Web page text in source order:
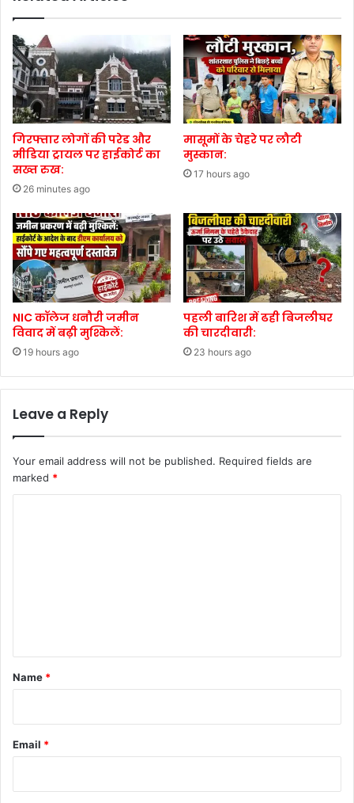
गिरफ्तार लोगों की परेड और
मीडिया ट्रायल पर हाईकोर्ट का
सख्त रुख:
26 minutes ago
मासूमों के चेहरे पर लौटी
मुस्कान:
17 hours ago
NIC कॉलेज धनौरी जमीन
विवाद में बढ़ी मुश्किलें:
19 hours ago
पहली बारिश में ढही बिजलीघर
की चारदीवारी:
23 hours ago
Leave a Reply
Your email address will not be published. Required fields are
marked *
*
Name *
Email *